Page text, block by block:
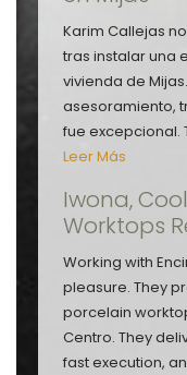
Karim Callejas
tras instalar una
vivienda de
asesoramiento,
fue excepcional.
Leer Más
Iwona,
Worktops
Working with
pleasure. They
porcelain
Centro. They
fast execution,